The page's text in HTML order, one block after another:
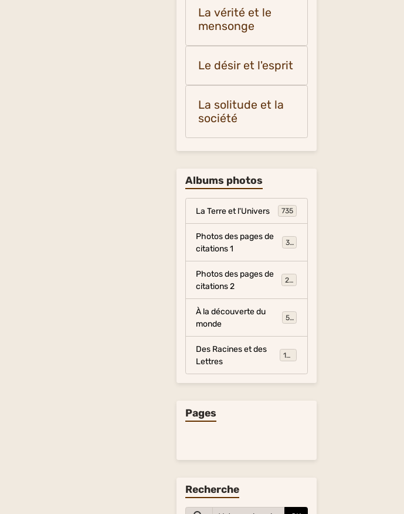
La vérité et le
mensonge
Le désir et l'esprit
La solitude et la
société
Albums photos
La Terre et l'Univers 735
Photos des pages de
citations 1
317
Photos des pages de
citations 2
281
À la découverte du
monde
54
Des Racines et des
Lettres
134
Pages
Recherche